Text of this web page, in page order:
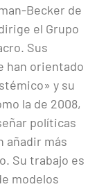
Becker de
el Grupo
Sus
han orientado
y su
la de 2008,
políticas
añadir más
Su trabajo es
modelos